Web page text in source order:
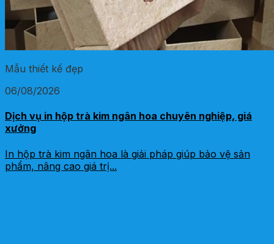
Mẫu thiết kế đẹp
06/08/2026
Dịch vụ in hộp trà kim ngân hoa chuyên nghiệp, giá
xưởng
In hộp trà kim ngân hoa là giải pháp giúp bảo vệ sản
phẩm, nâng cao giá trị...